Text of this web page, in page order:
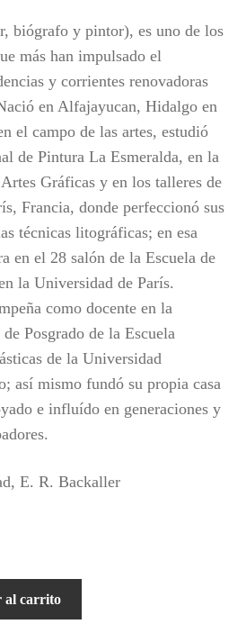
biógrafo y pintor), es uno de los
más han impulsado el
y corrientes renovadoras
en Alfajayucan, Hidalgo en
el campo de las artes, estudió
de Pintura La Esmeralda, en la
Gráficas y en los talleres de
Francia, donde perfeccionó sus
técnicas litográficas; en esa
en el 28 salón de la Escuela de
la Universidad de París.
como docente en la
Posgrado de la Escuela
de la Universidad
así mismo fundó su propia casa
e influído en generaciones y
E. R. Backaller
al carrito